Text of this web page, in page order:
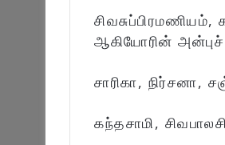
ஆகியோரின் அன்புச்
சாரிகா,
கந்தசாமி,